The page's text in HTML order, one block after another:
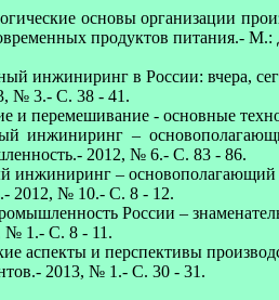
основы организации
продуктов питания.-
инжиниринг в России: вчера,
№ 3.- С. 38 - 41.
и перемешивание - основные
инжиниринг –
2012, № 6.- С. 83 - 86.
инжиниринг –
2012, № 10.- С. 8 - 12.
России –
№ 1.- С. 8 - 11.
аспекты и перспективы
2013, № 1.- С. 30 - 31.